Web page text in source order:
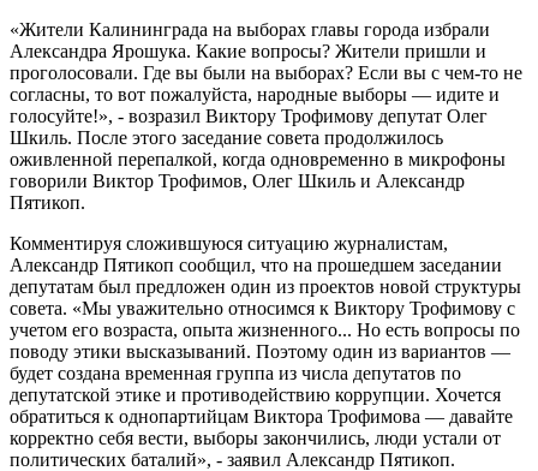
«Жители Калининграда на выборах главы города избрали
Александра Ярошука. Какие вопросы? Жители пришли и
проголосовали. Где вы были на выборах? Если вы с чем-то не
согласны, то вот пожалуйста, народные выборы — идите и
голосуйте!», - возразил Виктору Трофимову депутат Олег
Шкиль. После этого заседание совета продолжилось
оживленной перепалкой, когда одновременно в микрофоны
говорили Виктор Трофимов, Олег Шкиль и Александр
Пятикоп.
Комментируя сложившуюся ситуацию журналистам,
Александр Пятикоп сообщил, что на прошедшем заседании
депутатам был предложен один из проектов новой структуры
совета. «Мы уважительно относимся к Виктору Трофимову с
учетом его возраста, опыта жизненного... Но есть вопросы по
поводу этики высказываний. Поэтому один из вариантов —
будет создана временная группа из числа депутатов по
депутатской этике и противодействию коррупции. Хочется
обратиться к однопартийцам Виктора Трофимова — давайте
корректно себя вести, выборы закончились, люди устали от
политических баталий», - заявил Александр Пятикоп.